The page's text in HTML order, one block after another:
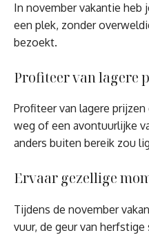
In november vakantie heb
een plek, zonder
bezoekt.
Profiteer van lagere
Profiteer van lagere
weg of een avontuurlijke
anders buiten bereik zou
Ervaar gezellige
Tijdens de november
vuur, de geur van